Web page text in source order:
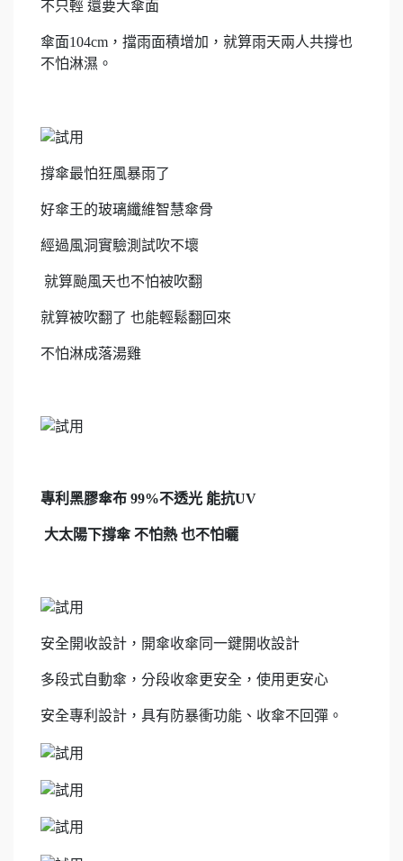
不只輕 還要大傘面
傘面104cm，擋雨面積增加，就算雨天兩人共撐也
不怕淋濕。
撐傘最怕狂風暴雨了
好傘王的玻璃纖維智慧傘骨
經過風洞實驗測試吹不壞
就算颱風天也不怕被吹翻
就算被吹翻了 也能輕鬆翻回來
不怕淋成落湯雞
專利黑膠傘布 99%不透光 能抗UV
大太陽下撐傘 不怕熱 也不怕曬
安全開收設計，開傘收傘同一鍵開收設計
多段式自動傘，分段收傘更安全，使用更安心
安全專利設計，具有防暴衝功能、收傘不回彈。